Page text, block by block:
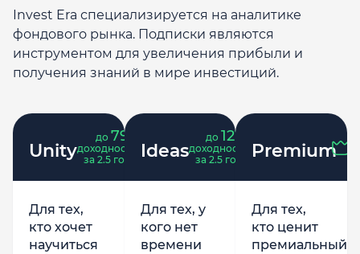
Invest Era специализируется на аналитике
фондового рынка. Подписки являются
инструментом для увеличения прибыли и
получения знаний в мире инвестиций.
Unity
до 79
доходность
за 2.5 года
Для тех,
кто хочет
научиться
Ideas
до 121
доходность
за 2.5 года
Для тех, у
кого нет
времени
Premium
Для тех,
кто ценит
премиальный